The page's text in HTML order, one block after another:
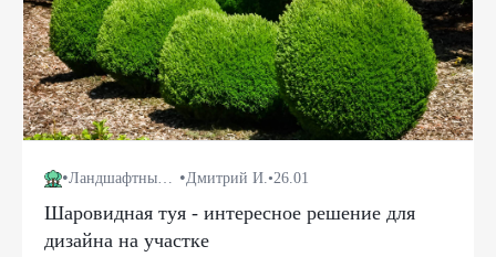
• Ландшафтный дизайн •Дмитрий И.•26.01
Шаровидная туя - интересное решение для
дизайна на участке